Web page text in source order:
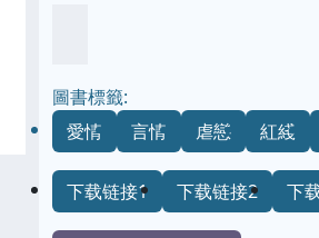
圖書標籤:
愛情
言情 虐戀 紅綫
下载链接1 下载链接2 下